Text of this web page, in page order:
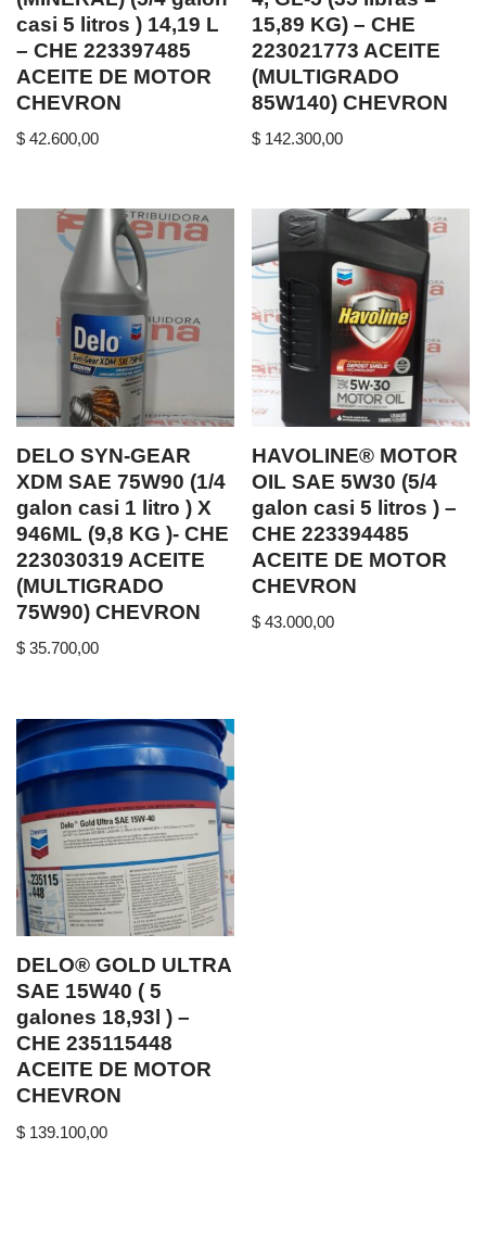
casi 5 litros ) 14,19 L
– CHE 223397485
ACEITE DE MOTOR
CHEVRON
$ 42.600,00
15,89 KG) – CHE
223021773 ACEITE
(MULTIGRADO
85W140) CHEVRON
$ 142.300,00
DELO SYN-GEAR
XDM SAE 75W90 (1/4
galon casi 1 litro ) X
946ML (9,8 KG )- CHE
223030319 ACEITE
(MULTIGRADO
75W90) CHEVRON
$ 35.700,00
HAVOLINE® MOTOR
OIL SAE 5W30 (5/4
galon casi 5 litros ) –
CHE 223394485
ACEITE DE MOTOR
CHEVRON
$ 43.000,00
DELO® GOLD ULTRA
SAE 15W40 ( 5
galones 18,93l ) –
CHE 235115448
ACEITE DE MOTOR
CHEVRON
$ 139.100,00